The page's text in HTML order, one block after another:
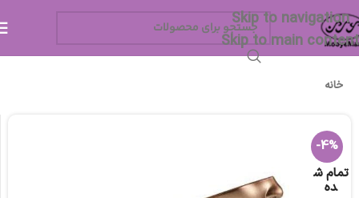
Skip to navigation
Skip to main content
خانه
-4%
تمام ش
ده